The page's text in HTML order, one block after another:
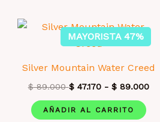
MAYORISTA 47%
Silver Mountain Water Creed
$89.000 $47.170- $89.000
AÑADIR AL CARRITO